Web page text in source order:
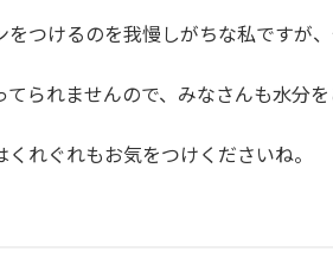
をつけるのを我慢しがちな私ですが
てられませんので、みなさんも水分
れぐれもお気をつけくださいね。